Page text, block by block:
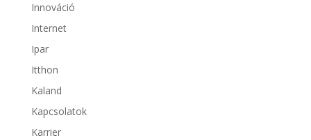
Innováció
Internet
Ipar
Itthon
Kaland
Kapcsolatok
Karrier